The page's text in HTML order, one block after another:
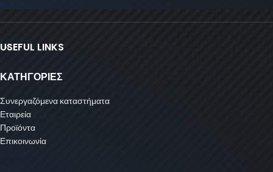
USEFUL LINKS
ΚΑΤΗΓΟΡΙΕΣ
Συνεργαζόμενα καταστήματα
Εταιρεία
Προϊόντα
Επικοινωνία